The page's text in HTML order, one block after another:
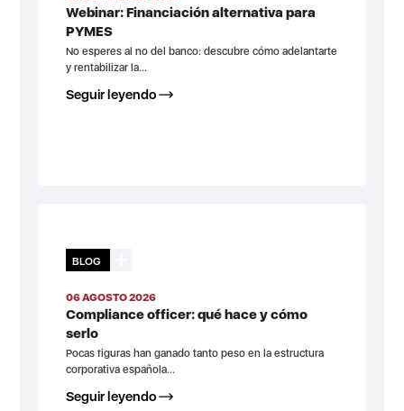
Webinar: Financiación alternativa para
PYMES
No esperes al no del banco: descubre cómo adelantarte
y rentabilizar la...
Seguir leyendo
BLOG
06 AGOSTO 2026
Compliance officer: qué hace y cómo
serlo
Pocas figuras han ganado tanto peso en la estructura
corporativa española...
Seguir leyendo